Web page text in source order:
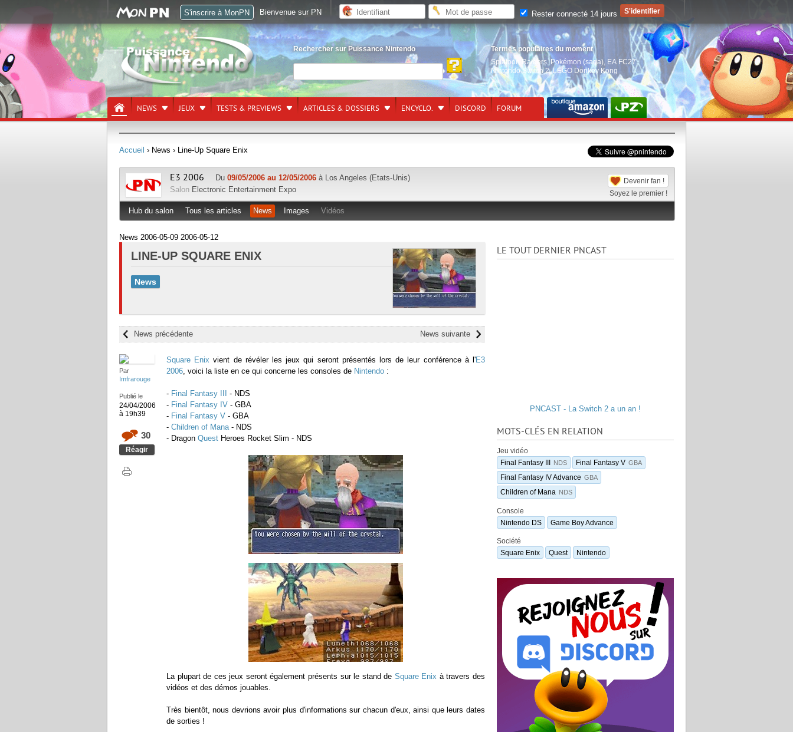
Rechercher sur Puissance Nintendo
Termes populaires du moment
Splatoon Raiders, Pokémon (saga) EA FC27,
Nintendo Switch 2,LEGO Donkey Kong
NEWS JEUX TESTS & PREVIEWS ARTICLES & DOSSIERS ENCYCLO. DISCORD FORUM
Accueil › News › Line-Up Square Enix
Devenir fan !
Soyez le premier !
E3 2006 Du 09/05/2006 au 12/05/2006 à Los Angeles (Etats-Unis)
Salon Electronic Entertainment Expo
Hub du salon Tous les articles News Images Vidéos
News 2006-05-09 2006-05-12
LINE-UP SQUARE ENIX
News
News suivante
News précédente
Par
Imfrarouge
Publié le
24/04/2006
à 19h39
30
Réagir
Square Enix vient de révéler les jeux qui seront présentés lors de leur conférence à l'E3
2006, voici la liste en ce qui concerne les consoles de Nintendo :
- Final Fantasy III
- NDS
- Final Fantasy IV - GBA
- Final Fantasy V - GBA
- Children of Mana- NDS
- Dragon Quest Heroes Rocket Slim - NDS
La plupart de ces jeux seront également présents sur le stand de Square Enix à travers des
vidéos et des démos jouables.
Très bientôt, nous devrions avoir plus d'informations sur chacun d'eux, ainsi que leurs dates
de sorties !
LE TOUT DERNIER PNCAST
PNCAST - La Switch 2 a un an !
MOTS-CLÉS EN RELATION
Jeu vidéo
Final Fantasy III NDS Final Fantasy V GBA
Final Fantasy IV Advance GBA
Children of Mana NDS
Console
Nintendo DS
Game Boy Advance
Société
Square Enix
Quest Nintendo
S'inscrire à MonPN Bienvenue sur PN Rester connecté 14 jours